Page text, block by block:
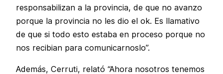
responsabilizan a la provincia, de que no avanzo
porque la provincia no les dio el ok. Es llamativo
de que si todo esto estaba en proceso porque no
nos recibian para comunicarnoslo”.
Además, Cerruti, relató “Ahora nosotros tenemos